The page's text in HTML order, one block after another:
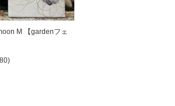
M 【gardenフェ
)